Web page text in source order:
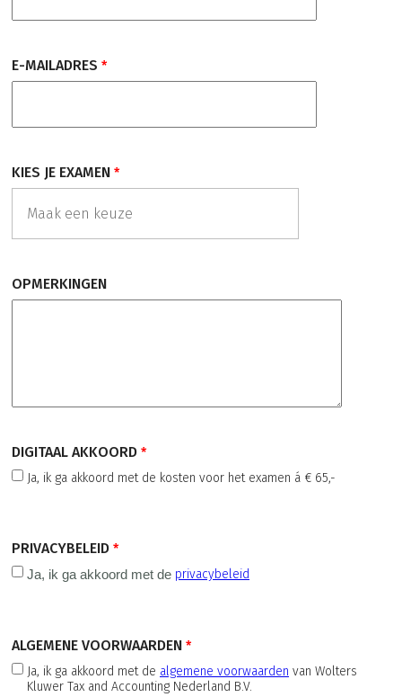
E-MAILADRES
KIES JE EXAMEN
OPMERKINGEN
DIGITAAL AKKOORD
Ja, ik ga akkoord met de kosten voor het examen á € 65,-
PRIVACYBELEID
Ja, ik ga akkoord met de privacybeleid
ALGEMENE VOORWAARDEN
Ja, ik ga akkoord met de algemene voorwaarden van Wolters
Kluwer Tax and Accounting Nederland B.V.